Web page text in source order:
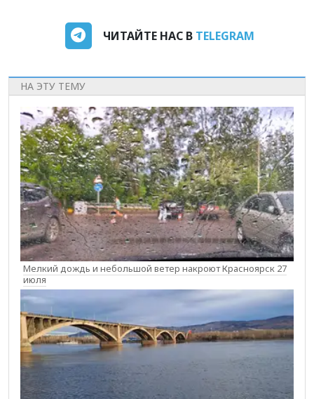
ЧИТАЙТЕ НАС В TELEGRAM
НА ЭТУ ТЕМУ
Мелкий дождь и небольшой ветер накроют Красноярск 27
июля